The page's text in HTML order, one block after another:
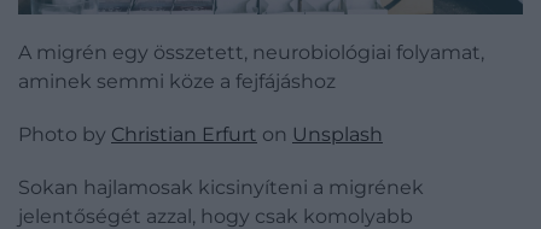
A migrén egy összetett, neurobiológiai folyamat,
aminek semmi köze a fejfájáshoz
Photo by Christian Erfurt on Unsplash
Sokan hajlamosak kicsinyíteni a migrének
jelentőségét azzal, hogy csak komolyabb